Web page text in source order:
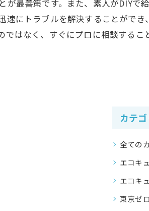
最善策です。また、素人がDIYで
にトラブルを解決することがで
はなく、すぐにプロに相談するこ
カテ
全ての
エコキ
エコキ
東京ゼ